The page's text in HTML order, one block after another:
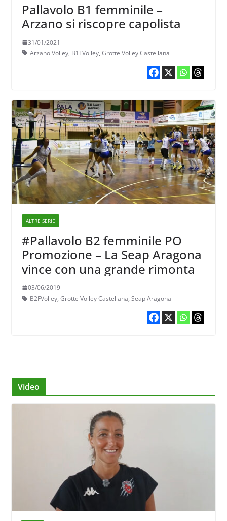
Pallavolo B1 femminile –
Arzano si riscopre capolista
31/01/2021
Arzano Volley, B1FVolley, Grotte Volley Castellana
ALTRE SERIE
#Pallavolo B2 femminile PO
Promozione – La Seap Aragona
vince con una grande rimonta
03/06/2019
B2FVolley, Grotte Volley Castellana, Seap Aragona
Video